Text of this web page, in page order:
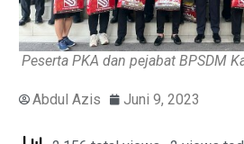
Peserta PKA dan pejabat BPSDM
Abdul Azis Juni 9, 2023